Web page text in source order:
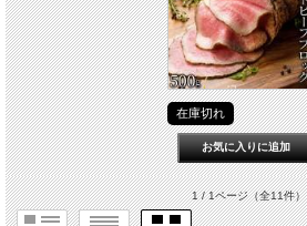
在庫切れ
1 / 1ページ（全11件）